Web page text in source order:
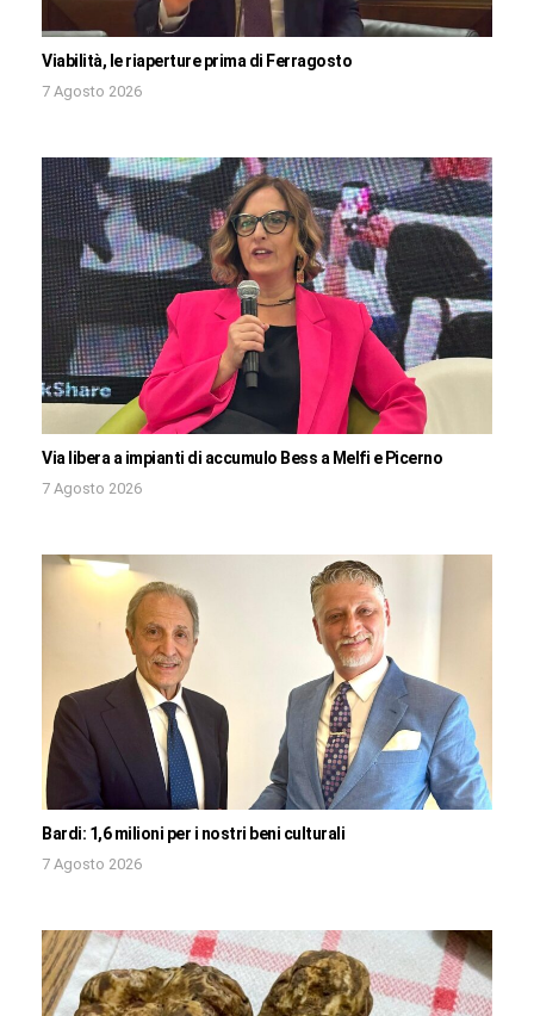
Viabilità, le riaperture prima di Ferragosto
7 Agosto 2026
Via libera a impianti di accumulo Bess a Melfi e Picerno
7 Agosto 2026
Bardi: 1,6 milioni per i nostri beni culturali
7 Agosto 2026